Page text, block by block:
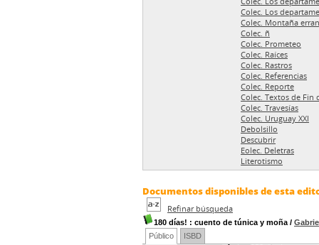
Colec. Los
Colec. Montaña
Colec. ñ
Colec. Prometeo
Colec. Raíces
Colec. Rastros
Colec. Referencias
Colec. Reporte
Colec. Textos de Fin
Colec. Travesías
Colec. Uruguay XXI
Debolsillo
Descubrir
Eolec. Deletras
Literotismo
Documentos disponibles de esta
Refinar búsqueda
180 días! : cuento de túnica y moña /
Público
ISBD